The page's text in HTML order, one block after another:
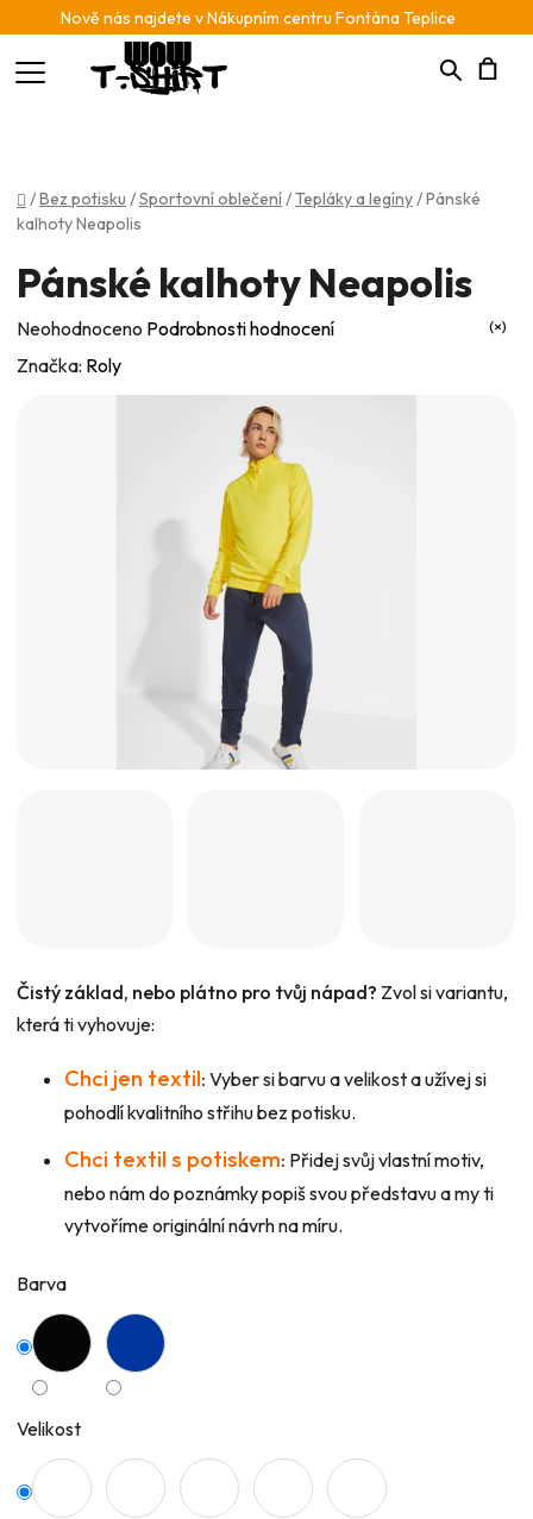
Nově nás najdete v Nákupním centru Fontána Teplice
Hledat
Domů
/Bez potisku /Sportovní oblečení/Tepláky a legíny/Pánské
kalhoty Neapolis
Čistý základ, nebo plátno pro tvůj nápad? Zvol si variantu,
která ti vyhovuje:
Chci jen textil: Vyber si barvu a velikost a užívej si
pohodlí kvalitního střihu bez potisku.
Chci textil s potiskem: Přidej svůj vlastní motiv,
nebo nám do poznámky popiš svou představu a my ti
vytvoříme originální návrh na míru.
Barva
Velikost
Pánské kalhoty Neapolis
Průměrné
hodnocení
Neohodnoceno Podrobnosti hodnocení
Značka: Roly